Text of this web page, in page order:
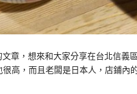
章，想來和大家分享在台北信義
很高，而且老闆是日本人，店鋪內